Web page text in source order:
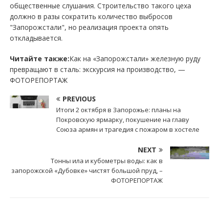
общественные слушания. Строительство такого цеха
должно в разы сократить количество выбросов
"Запорожстали", но реализация проекта опять
откладывается.
Читайте также:Как на «Запорожстали» железную руду
превращают в сталь: экскурсия на производство, —
ФОТОРЕПОРТАЖ
PREVIOUS
Итоги 2 октября в Запорожье: планы на
Покровскую ярмарку, покушение на главу
Союза армян и трагедия с пожаром в хостеле
NEXT
Тонны ила и кубометры воды: как в
запорожской «Дубовке» чистят большой пруд, –
ФОТОРЕПОРТАЖ